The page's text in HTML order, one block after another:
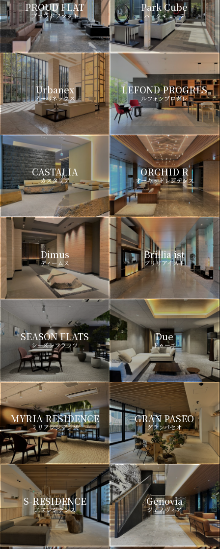
PROUD FLAT
プラウドフラット
Park Cube
パークキューブ
Urbanex
アーバネックス
LEFOND PROGRES
ルフォンプログレ
CASTALIA
カスタリア
ORCHID R
オーキッドレジデンス
Dimus
ディームス
Brillia ist
ブリリアイスト
SEASON FLATS
シーズンフラッツ
Due
ドゥーエ
MYRIA RESIDENCE
ミリアレジデンス
GRAN PASEO
グランパセオ
S-RESIDENCE
エスレジデンス
Genovia
ジェノヴィア